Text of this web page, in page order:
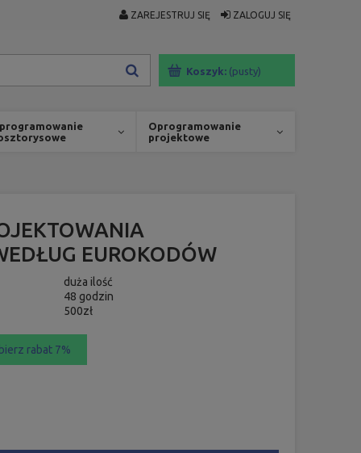
ZAREJESTRUJ SIĘ ZALOGUJ SIĘ
Koszyk: (pusty)
Oprogramowanie
projektowe
EUROKODÓW
duża ilość
48 godzin
500zł
rabat 7%